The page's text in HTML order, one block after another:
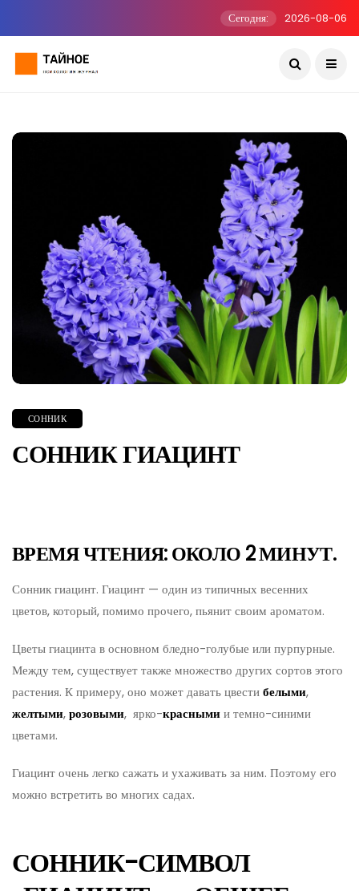
Сегодня: 2026-08-06
СОННИК
СОННИК ГИАЦИНТ
ВРЕМЯ ЧТЕНИЯ: ОКОЛО 2 МИНУТ.
Сонник гиацинт. Гиацинт — один из типичных весенних
цветов, который, помимо прочего, пьянит своим ароматом.
Цветы гиацинта в основном бледно-голубые или пурпурные.
Между тем, существует также множество других сортов этого
растения. К примеру, оно может давать цвестибелыми,
желтыми,розовыми, ярко-краснымии темно-синими
цветами.
Гиацинт очень легко сажать и ухаживать за ним. Поэтому его
можно встретить во многих садах.
СОННИК-СИМВОЛ